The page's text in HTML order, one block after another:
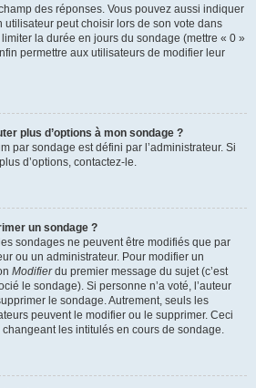
des réponses. Vous pouvez aussi indiquer
utilisateur peut choisir lors de son vote dans
la durée en jours du sondage (mettre « 0 »
permettre aux utilisateurs de modifier leur
plus d’options à mon sondage ?
par sondage est défini par l’administrateur. Si
d’options, contactez-le.
un sondage ?
sondages ne peuvent être modifiés que par
ou un administrateur. Pour modifier un
Modifierdu premier message du sujet (c’est
le sondage). Si personne n’a voté, l’auteur
le sondage. Autrement, seuls les
peuvent le modifier ou le supprimer. Ceci
les intitulés en cours de sondage.